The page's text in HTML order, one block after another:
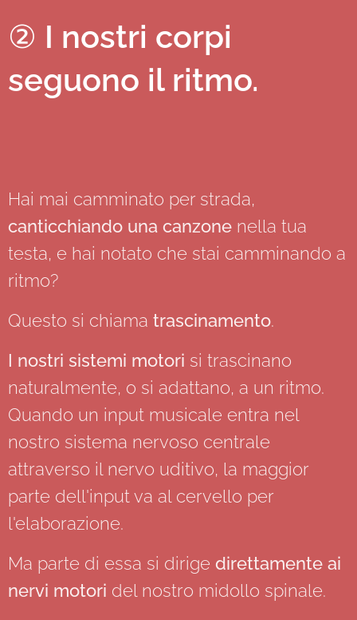
② I nostri corpi
seguono il ritmo.
Hai mai camminato per strada,
canticchiando una canzone nella tua
testa, e hai notato che stai camminando a
ritmo?
Questo si chiama trascinamento.
I nostri sistemi motori si trascinano
naturalmente, o si adattano, a un ritmo.
Quando un input musicale entra nel
nostro sistema nervoso centrale
attraverso il nervo uditivo, la maggior
parte dell'input va al cervello per
l'elaborazione.
Ma parte di essa si dirige direttamente ai
nervi motori del nostro midollo spinale.